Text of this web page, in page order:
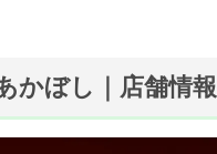
かぼし｜店舗情報